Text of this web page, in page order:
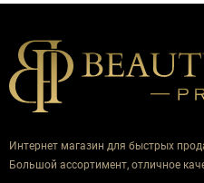
Интернет магазин для быстрых
Большой ассортимент, отличное